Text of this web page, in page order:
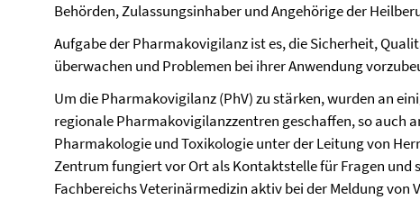
Behörden, Zulassungsinhaber und Angehörige der
Aufgabe der Pharmakovigilanz ist es, die Sicherheit,
überwachen und Problemen bei ihrer Anwendung
Um die Pharmakovigilanz (PhV) zu stärken, wurden an
regionale Pharmakovigilanzzentren geschaffen, so auch
Pharmakologie und Toxikologie unter der Leitung von
Zentrum fungiert vor Ort als Kontaktstelle für Fragen und
Fachbereichs Veterinärmedizin aktiv bei der Meldung